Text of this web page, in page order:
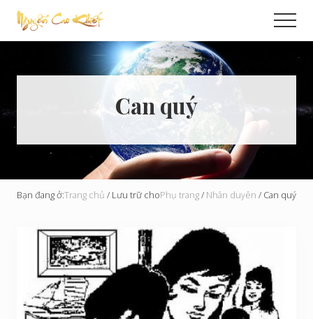
Menu
Skip
main
Cải
Cầu
Can quý
Bạn đang ở:Trang chủ / Lưu trữ choPhụ trang/ Nhân duyên / Can quý